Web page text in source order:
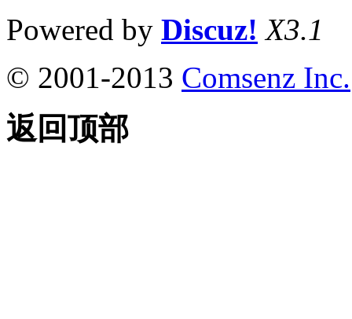
Powered by Discuz! X3.1
© 2001-2013 Comsenz Inc.
返回顶部